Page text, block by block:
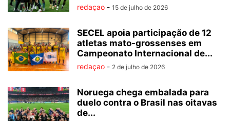
redaçao - 15 de julho de 2026
SECEL apoia participação de 12
atletas mato-grossenses em
Campeonato Internacional de...
redaçao - 2 de julho de 2026
Noruega chega embalada para
duelo contra o Brasil nas oitavas
de...